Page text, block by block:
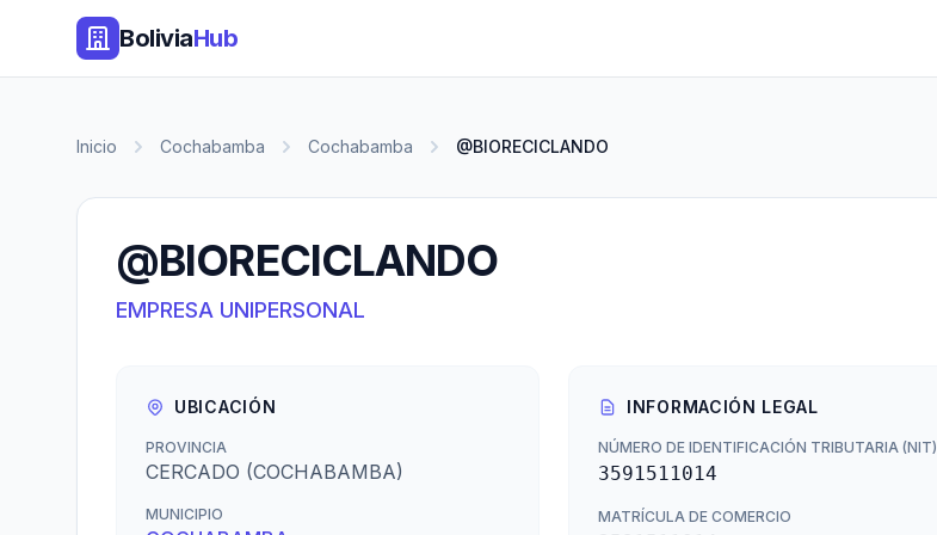
BoliviaHub
Inicio Cochabamba Cochabamba @BIORECICLANDO
@BIORECICLANDO
EMPRESA UNIPERSONAL
UBICACIÓN
PROVINCIA
CERCADO (COCHABAMBA)
MUNICIPIO
INFORMACIÓN LEGAL
NÚMERO DE IDENTIFICACIÓN TRIBUTARIA (NIT)
3591511014
MATRÍCULA DE COMERCIO